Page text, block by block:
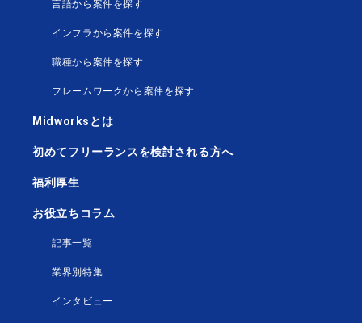
言語から案件を探す
インフラから案件を探す
職種から案件を探す
フレームワークから案件を探す
Midworksとは
初めてフリーランスを検討される方へ
福利厚生
お役立ちコラム
記事一覧
業界別特集
インタビュー